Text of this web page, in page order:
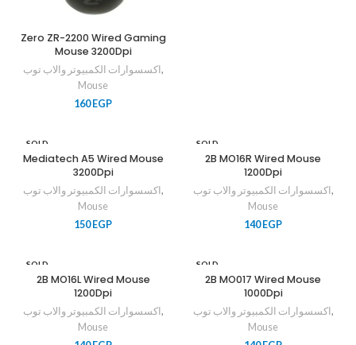
Zero ZR-2200 Wired Gaming
Mouse 3200Dpi
اكسسوارات الكمبيوتر والاب توب ,
Mouse
160 EGP
SOLD
OUT
Mediatech A5 Wired Mouse
3200Dpi
اكسسوارات الكمبيوتر والاب توب ,
Mouse
150 EGP
SOLD
OUT
2B MO16R Wired Mouse
1200Dpi
اكسسوارات الكمبيوتر والاب توب ,
Mouse
140 EGP
SOLD
OUT
2B MO16L Wired Mouse
1200Dpi
اكسسوارات الكمبيوتر والاب توب ,
Mouse
SOLD
OUT
2B MO017 Wired Mouse
1000Dpi
اكسسوارات الكمبيوتر والاب توب ,
Mouse